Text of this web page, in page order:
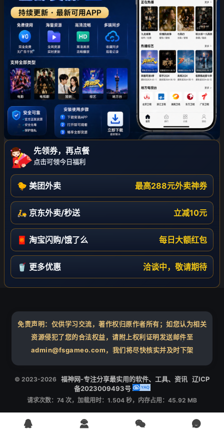
先领券，再点餐
点击可领今日福利
🐤 美团外卖 最高288元外卖神券
🛵 京东外卖/秒送 立减10元
🧧 淘宝闪购/饿了么 每日大额红包
🥤 更多优惠 洽谈中，敬请期待
免责声明：仅供学习交流，著作权归原作者所有；如您认为相关
资源侵犯了您的合法权益，请附上权利证明发送邮件至
admin@fsgameo.com，我们将尽快核实并及时下架
© 2023-2026 福神网-专注分享最实用的软件、工具、资讯 辽ICP
备2023009493号
请求次数：74 次，加载用时：1.504 秒，内存占用：45.92 MB
   
❄